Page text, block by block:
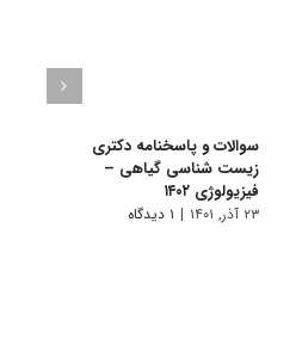
سوالات و پاسخنامه دکتری
زیست شناسی گیاهی –
فیزیولوژی ۱۴۰۲
۲۳ آذر, ۱۴۰۱ | ۱ دیدگاه